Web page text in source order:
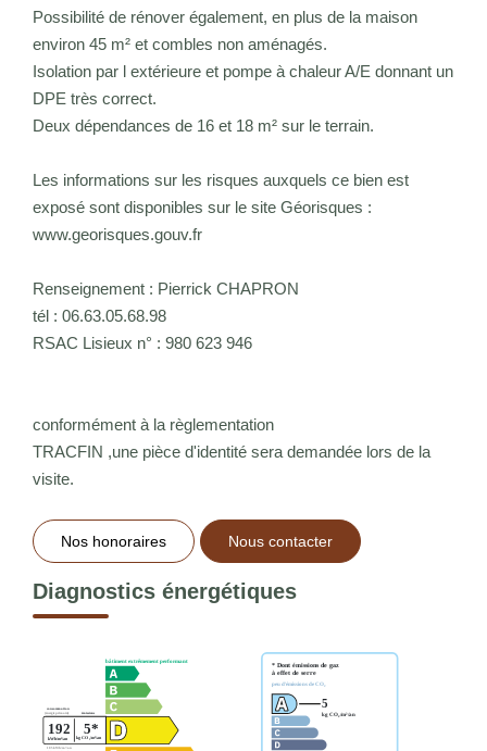
Possibilité de rénover également, en plus de la maison
environ 45 m² et combles non aménagés.
Isolation par l extérieure et pompe à chaleur A/E donnant un
DPE très correct.
Deux dépendances de 16 et 18 m² sur le terrain.
Les informations sur les risques auxquels ce bien est
exposé sont disponibles sur le site Géorisques :
www.georisques.gouv.fr
Renseignement : Pierrick CHAPRON
tél : 06.63.05.68.98
RSAC Lisieux n° : 980 623 946
conformément à la règlementation
TRACFIN ,une pièce d'identité sera demandée lors de la
visite.
Nos honoraires Nous contacter
Diagnostics énergétiques